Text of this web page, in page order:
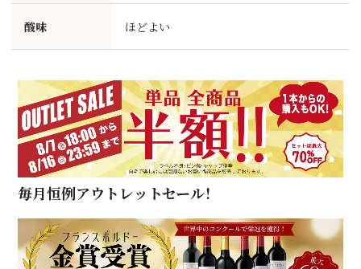
酸味 ほどよい
毎月恒例アウトレットセール！